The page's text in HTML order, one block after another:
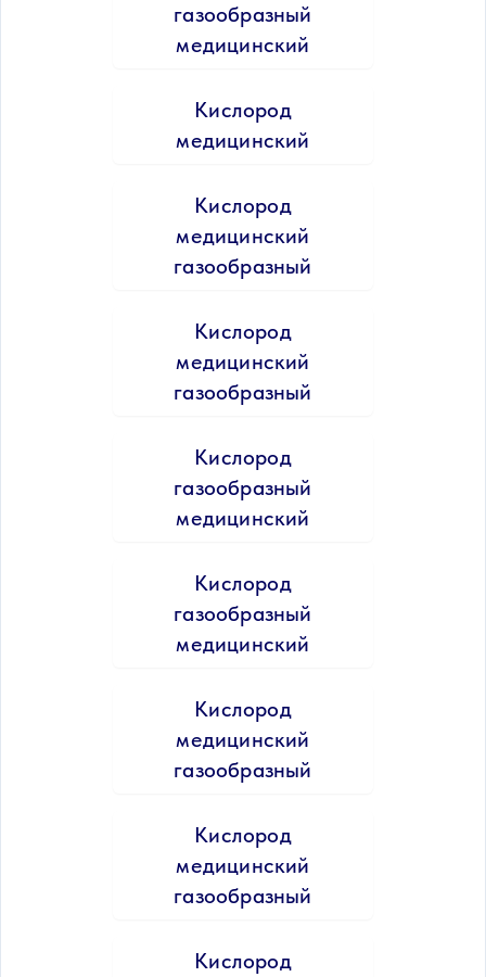
газообразный
медицинский
Кислород
медицинский
Кислород
медицинский
газообразный
Кислород
медицинский
газообразный
Кислород
газообразный
медицинский
Кислород
газообразный
медицинский
Кислород
медицинский
газообразный
Кислород
медицинский
газообразный
Кислород